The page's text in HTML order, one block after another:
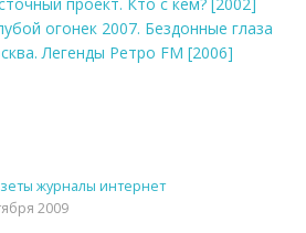
огонек 2007. Бездонные глаза
Легенды Ретро FM [2006]
журналы интернет
2009